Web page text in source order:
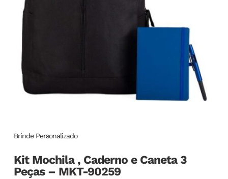
Brinde Personalizado
Kit Mochila , Caderno e Caneta 3
Peças – MKT-90259